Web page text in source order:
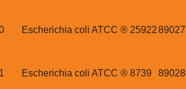
Escherichia coli ATCC ® 2592289027
Escherichia coli ATCC ® 8739 89028